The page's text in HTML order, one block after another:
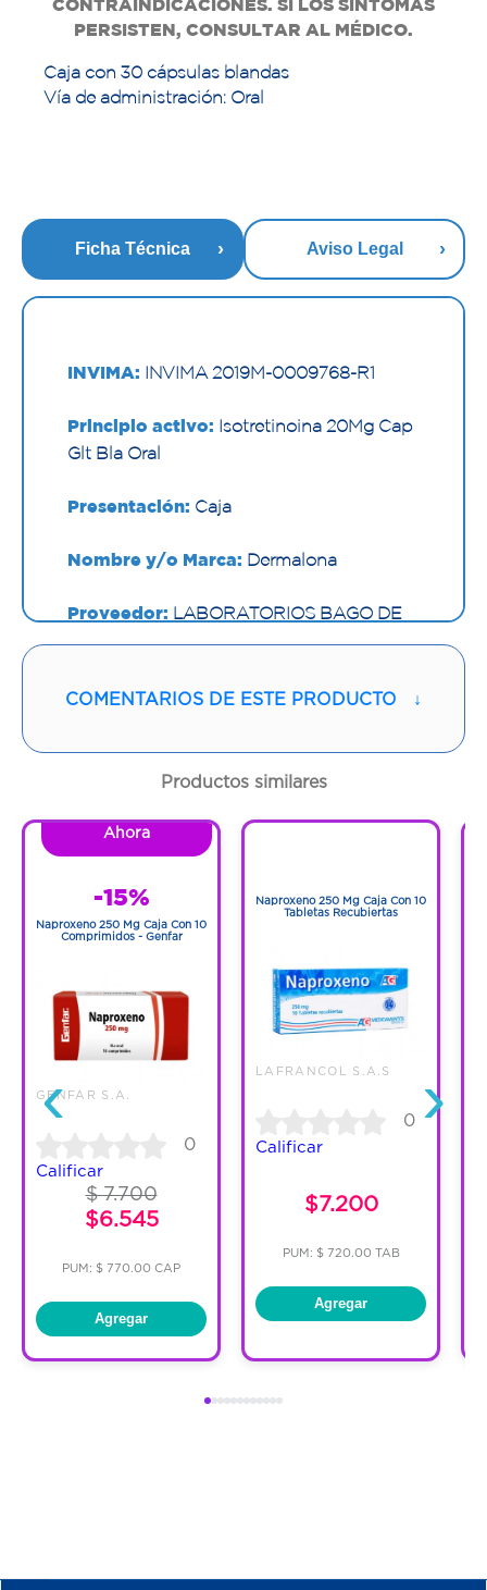
CONTRAINDICACIONES. SI LOS SÍNTOMAS
PERSISTEN, CONSULTAR AL MÉDICO.
Caja con 30 cápsulas blandas
Vía de administración: Oral
Ficha Técnica Aviso Legal
INVIMA: INVIMA 2019M-0009768-R1
Principio activo: Isotretinoina 20Mg Cap
Glt Bla Oral
Presentación: Caja
Nombre y/o Marca: Dermalona
Proveedor: LABORATORIOS BAGO DE
COLOMBIA
Vía de administración:ORAL
Código:1207567
COMENTARIOS DE ESTE PRODUCTO ↓
Productos similares
‹
Ahora
-15%
Naproxeno 250 Mg Caja Con 10
Comprimidos - Genfar
GENFAR S.A.
0
Calificar
$ 7.700
$6.545
PUM: $ 770.00 CAP
Agregar
Naproxeno 250 Mg Caja Con 10
Tabletas Recubiertas
LAFRANCOL S.A.S
0
Calificar
$7.200
PUM: $ 720.00 TAB
Agregar
›